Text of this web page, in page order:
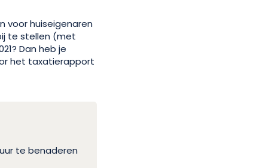
voor huiseigenaren
te stellen (met
Dan heb je
het taxatierapport
te benaderen